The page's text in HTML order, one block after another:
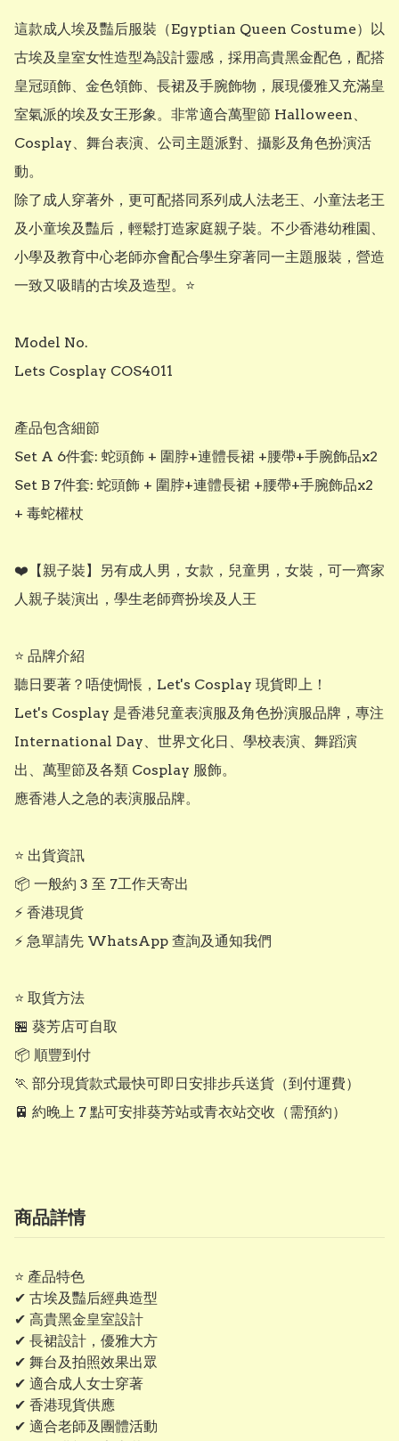
這款成人埃及豔后服裝（Egyptian Queen Costume）以
古埃及皇室女性造型為設計靈感，採用高貴黑金配色，配搭
皇冠頭飾、金色領飾、長裙及手腕飾物，展現優雅又充滿皇
室氣派的埃及女王形象。非常適合萬聖節 Halloween、
Cosplay、舞台表演、公司主題派對、攝影及角色扮演活
動。
除了成人穿著外，更可配搭同系列成人法老王、小童法老王
及小童埃及豔后，輕鬆打造家庭親子裝。不少香港幼稚園、
小學及教育中心老師亦會配合學生穿著同一主題服裝，營造
一致又吸睛的古埃及造型。⭐
Model No.
Lets Cosplay COS4011
​產品包含細節
​Set A 6件套: 蛇頭飾 + 圍脖+​連體長裙 +腰帶+​手腕飾品x2
​Set B 7件套: 蛇頭飾 + 圍脖+​連體長裙 +腰帶+​手腕飾品x2
+ 毒蛇權杖
❤️【親子裝】另有成人男，女款，兒童男，女裝，可一齊家
人親子裝演出，學生老師齊扮埃及人王
⭐ 品牌介紹
聽日要著？唔使惆悵，Let's Cosplay 現貨即上！
Let's Cosplay 是香港兒童表演服及角色扮演服品牌，專注
International Day、世界文化日、學校表演、舞蹈演
出、萬聖節及各類 Cosplay 服飾。
應香港人之急的表演服品牌。
⭐ 出貨資訊
📦 一般約 3 至 7工作天寄出
⚡ 香港現貨
⚡ 急單請先 WhatsApp 查詢及通知我們
⭐ 取貨方法
🏪 葵芳店可自取
📦 順豐到付
🏃 部分現貨款式最快可即日安排步兵送貨（到付運費）
🚈 約晚上 7 點可安排葵芳站或青衣站交收（需預約）
商品詳情
⭐ 產品特色
✔ 古埃及豔后經典造型
✔ 高貴黑金皇室設計
✔ 長裙設計，優雅大方
✔ 舞台及拍照效果出眾
✔ 適合成人女士穿著
✔ 香港現貨供應
✔ 適合老師及團體活動